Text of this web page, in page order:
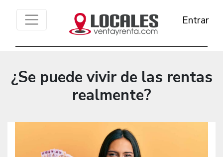
Entrar
¿Se puede vivir de las rentas
realmente?